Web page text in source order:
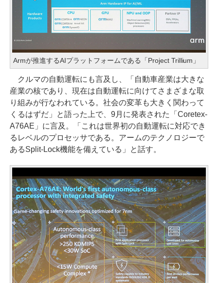
Armが推進するAIプラットフォームである「Project Trillium」
クルマの自動運転にも言及し、「自動車産業は大きな
産業の核であり、現在は自動運転に向けてさまざまな取
り組みが行なわれている。社会の変革も大きく関わって
くるはずだ」と語った上で、9月に発表された「Coretex-
A76AE」に言及。「これは世界初の自動運転に対応でき
るレベルのプロセッサである。アームのテクノロジーで
あるSplit-Lock機能を備えている」と話す。